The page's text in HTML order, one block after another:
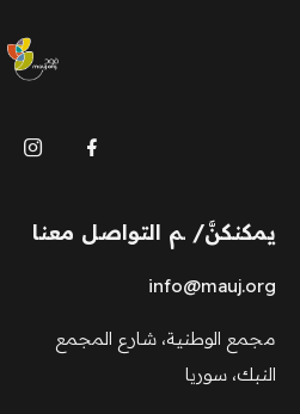
mauj
يمكنكنَّ/ ـم التواصل معنا
info@mauj.org
مجمع الوطنية، شارع المجمع
النبك، سوريا